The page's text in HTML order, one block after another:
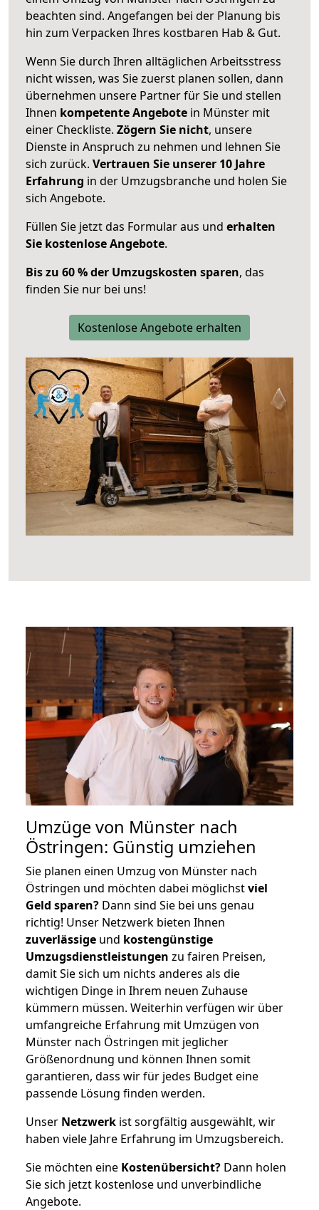
beachten sind. Angefangen bei der Planung bis
hin zum Verpacken Ihres kostbaren Hab & Gut.
Wenn Sie durch Ihren alltäglichen Arbeitsstress
nicht wissen, was Sie zuerst planen sollen, dann
übernehmen unsere Partner für Sie und stellen
Ihnen kompetente Angebote in Münster mit
einer Checkliste. Zögern Sie nicht, unsere
Dienste in Anspruch zu nehmen und lehnen Sie
sich zurück. Vertrauen Sie unserer 10 Jahre
Erfahrung in der Umzugsbranche und holen Sie
sich Angebote.
Füllen Sie jetzt das Formular aus und erhalten
Sie kostenlose Angebote.
Bis zu 60 % der Umzugskosten sparen, das
finden Sie nur bei uns!
Kostenlose Angebote erhalten
Umzüge von Münster nach
Östringen: Günstig umziehen
Sie planen einen Umzug von Münster nach
Östringen und möchten dabei möglichstviel
Geld sparen? Dann sind Sie bei uns genau
richtig! Unser Netzwerk bieten Ihnen
zuverlässige und kostengünstige
Umzugsdienstleistungen zu fairen Preisen,
damit Sie sich um nichts anderes als die
wichtigen Dinge in Ihrem neuen Zuhause
kümmern müssen. Weiterhin verfügen wir über
umfangreiche Erfahrung mit Umzügen von
Münster nach Östringen mit jeglicher
Größenordnung und können Ihnen somit
garantieren, dass wir für jedes Budget eine
passende Lösung finden werden.
Unser Netzwerk ist sorgfältig ausgewählt, wir
haben viele Jahre Erfahrung im Umzugsbereich.
Sie möchten eine Kostenübersicht? Dann holen
Sie sich jetzt kostenlose und unverbindliche
Angebote.